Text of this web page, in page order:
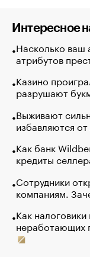
Интересное
Насколько ваш
атрибутов
Казино
разрушают
Выживают
избавляются
Как банк
кредиты
Сотрудники
компаниям.
Как
неработающих